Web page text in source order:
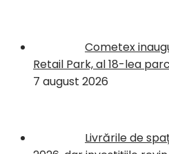
Cometex
Retail Park, al 18-lea
7 august 2026
Livrările de